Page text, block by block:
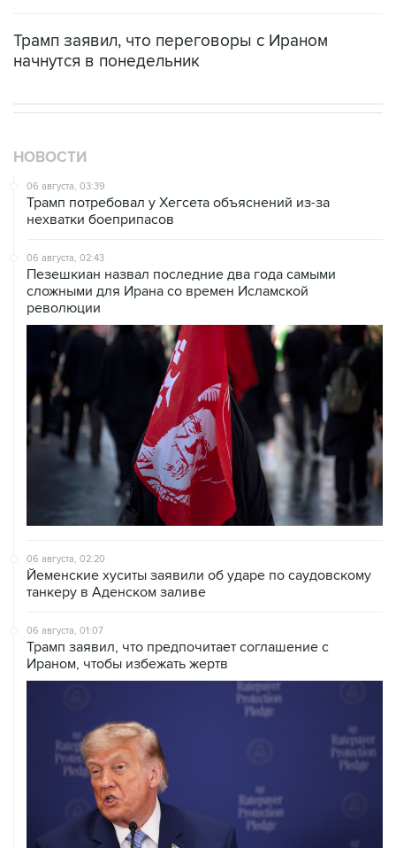
Трамп заявил, что переговоры с Ираном
начнутся в понедельник
НОВОСТИ
06 августа, 03:39
Трамп потребовал у Хегсета объяснений из-за
нехватки боеприпасов
06 августа, 02:43
Пезешкиан назвал последние два года самыми
сложными для Ирана со времен Исламской
революции
06 августа, 02:20
Йеменские хуситы заявили об ударе по саудовскому
танкеру в Аденском заливе
06 августа, 01:07
Трамп заявил, что предпочитает соглашение с
Ираном, чтобы избежать жертв